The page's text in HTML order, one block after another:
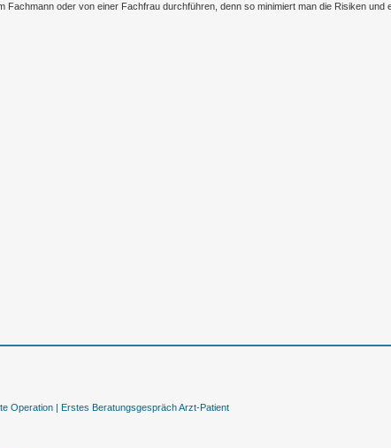
Fachmann oder von einer Fachfrau durchführen, denn so minimiert man die Risiken und
Operation | Erstes Beratungsgespräch Arzt-Patient